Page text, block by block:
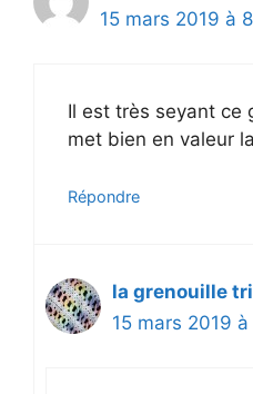
15 mars 2019 à
Il est très seyant ce
met bien en valeur
Répondre
la grenouille
15 mars 2019